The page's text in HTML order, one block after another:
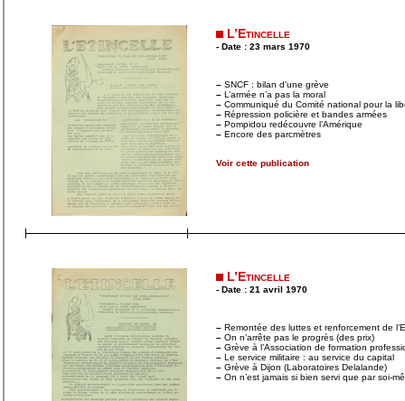
L’Etincelle
- Date : 23 mars 1970
– SNCF : bilan d’une grève
– L’armée n’a pas la moral
– Communiqué du Comité national pour la
– Répression policière et bandes armées
– Pompidou redécouvre l’Amérique
– Encore des parcmètres
Voir cette publication
L’Etincelle
- Date : 21 avril 1970
– Remontée des luttes et renforcement de
– On n’arrête pas le progrès (des prix)
– Grève à l’Association de formation
– Le service militaire : au service du capital
– Grève à Dijon (Laboratoires Delalande)
– On n’est jamais si bien servi que par soi-